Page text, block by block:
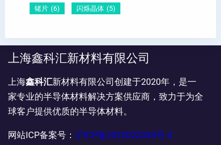
锗片 (6) 闪烁晶体 (5)
上海鑫科汇新材料有限公司
上海鑫科汇新材料有限公司创建于2020年，是一
家专业的半导体材料解决方案供应商，致力于为全
球客户提供优质的半导体材料。
网站ICP备案号： 沪ICP备2022022028号-4